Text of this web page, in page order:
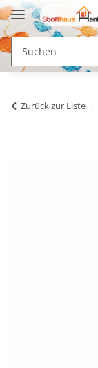
Zurück zur Liste